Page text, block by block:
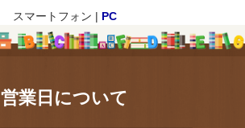
スマートフォン | PC
営業日について